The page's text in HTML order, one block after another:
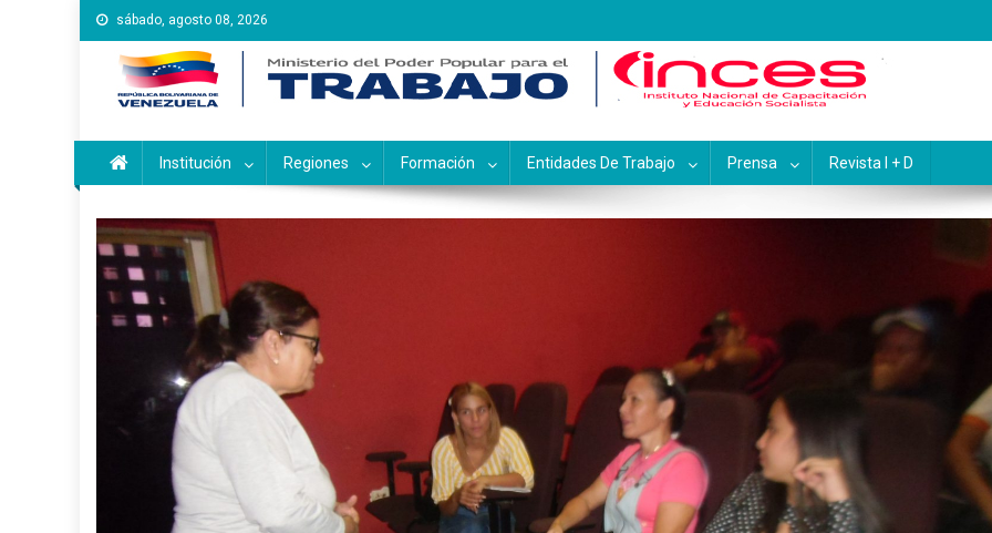
Saltar
al
contenido
sábado, agosto 08, 2026
Instituto Nacional de Capacitación y Educación
Inces
Institución Regiones Formación Entidades De Trabajo Prensa Revista I + D